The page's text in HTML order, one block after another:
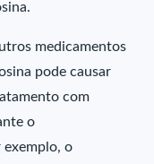
medicamentos
pode causar
com
o
o